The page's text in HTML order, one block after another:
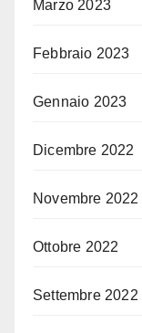
Marzo 2023
Febbraio 2023
Gennaio 2023
Dicembre 2022
Novembre 2022
Ottobre 2022
Settembre 2022